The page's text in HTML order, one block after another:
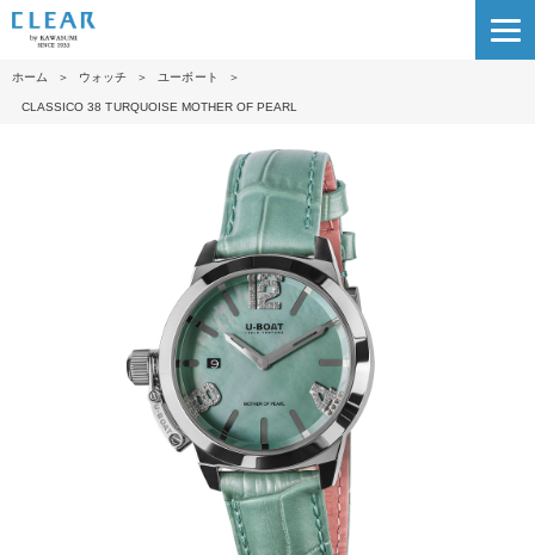
ホーム ＞ ウォッチ ＞ ユーボート ＞
CLASSICO 38 TURQUOISE MOTHER OF PEARL